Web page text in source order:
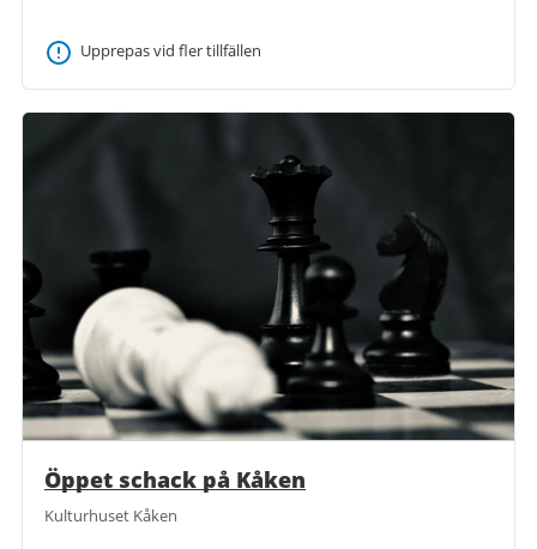
Upprepas vid fler tillfällen
Öppet schack på Kåken
Kulturhuset Kåken